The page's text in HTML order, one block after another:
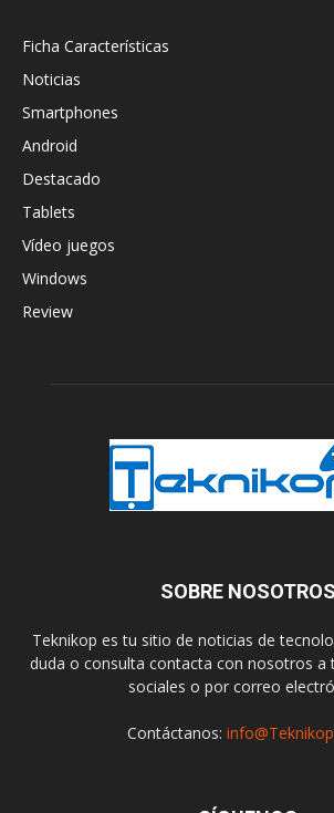
Ficha Características
Noticias
Smartphones
Android
Destacado
Tablets
Vídeo juegos
Windows
Review
SOBRE NOSOTROS
Teknikop es tu sitio de noticias de
duda o consulta contacta con nosotros a
sociales o por correo
Contáctanos: